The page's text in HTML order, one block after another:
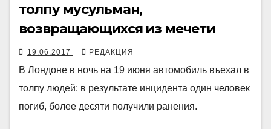
толпу мусульман,
возвращающихся из мечети
19.06.2017 РЕДАКЦИЯ
В Лондоне в ночь на 19 июня автомобиль въехал в
толпу людей: в результате инцидента один человек
погиб, более десяти получили ранения.